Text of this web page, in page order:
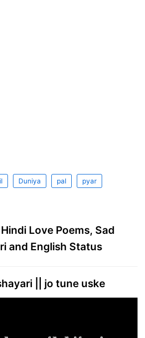
Duniya pal pyar
Love Poems, Sad
and English Status
|| jo tune uske